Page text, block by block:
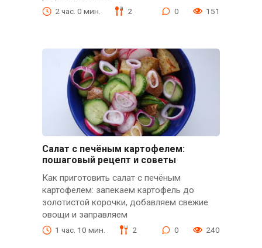
2 час. 0 мин. 2 0 151
Салат с печёным картофелем:
пошаговый рецепт и советы
Как приготовить салат с печёным
картофелем: запекаем картофель до
золотистой корочки, добавляем свежие
овощи и заправляем
1 час. 10 мин. 2 0 240